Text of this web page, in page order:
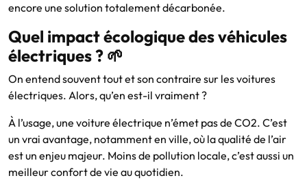
encore une solution totalement décarbonée.
Quel impact écologique des véhicules
électriques ? 🌱
On entend souvent tout et son contraire sur les voitures
électriques. Alors, qu’en est-il vraiment ?
À l’usage, une voiture électrique n’émet pas de CO2. C’est
un vrai avantage, notamment en ville, où la qualité de l’air
est un enjeu majeur. Moins de pollution locale, c’est aussi un
meilleur confort de vie au quotidien.